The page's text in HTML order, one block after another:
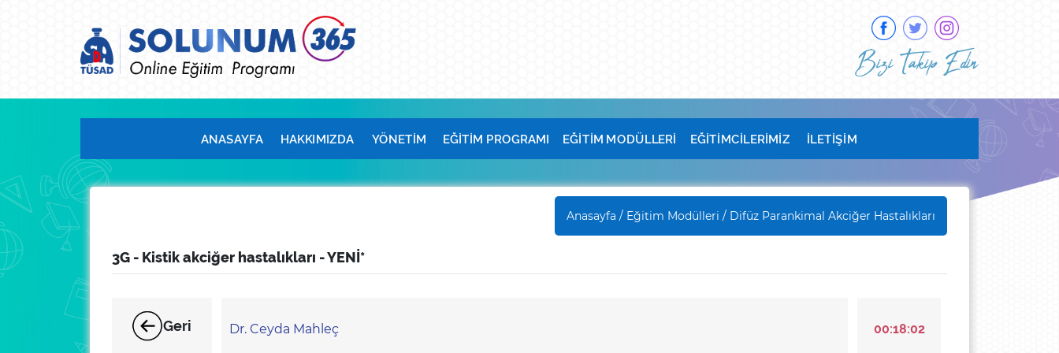
Bizi Takip Edin
ANASAYFA HAKKIMIZDA YÖNETİM EĞİTİM PROGRAMI EĞİTİM MODÜLLERİ EĞİTİMCİLERİMİZ İLETİŞİM
Anasayfa / Eğitim Modülleri / Difüz Parankimal Akciğer Hastalıkları
3G - Kistik akciğer hastalıkları - YENİ*
Geri Dr. Ceyda Mahleç 00:18:02